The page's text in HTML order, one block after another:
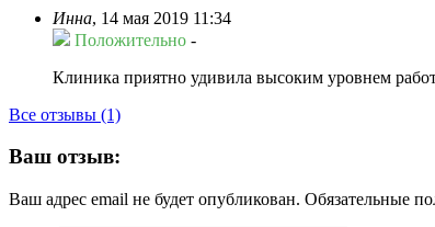
Инна, 14 мая 2019 11:34
Положительно -
Клиника приятно удивила высоким уровнем
Все отзывы (1)
Ваш отзыв:
Ваш адрес email не будет опубликован. Обязательные